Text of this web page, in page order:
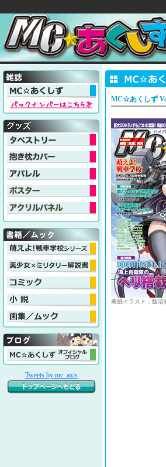
Tweets by mc_axis
MC☆あくしず
表紙イラスト：飯沼